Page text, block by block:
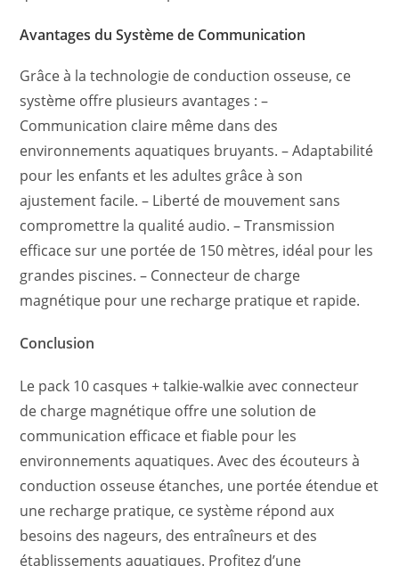
Avantages du Système de Communication
Grâce à la technologie de conduction osseuse, ce
système offre plusieurs avantages : –
Communication claire même dans des
environnements aquatiques bruyants. – Adaptabilité
pour les enfants et les adultes grâce à son
ajustement facile. – Liberté de mouvement sans
compromettre la qualité audio. – Transmission
efficace sur une portée de 150 mètres, idéal pour les
grandes piscines. – Connecteur de charge
magnétique pour une recharge pratique et rapide.
Conclusion
Le pack 10 casques + talkie-walkie avec connecteur
de charge magnétique offre une solution de
communication efficace et fiable pour les
environnements aquatiques. Avec des écouteurs à
conduction osseuse étanches, une portée étendue et
une recharge pratique, ce système répond aux
besoins des nageurs, des entraîneurs et des
établissements aquatiques. Profitez d’une